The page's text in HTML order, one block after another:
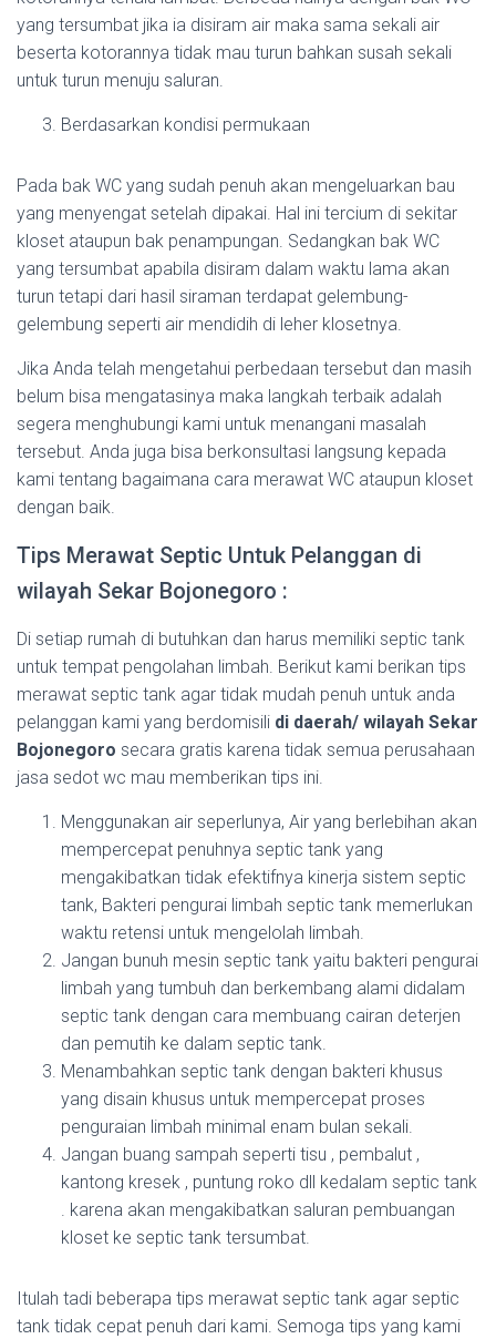
yang tersumbat jika ia disiram air maka sama sekali air
beserta kotorannya tidak mau turun bahkan susah sekali
untuk turun menuju saluran.
Berdasarkan kondisi permukaan
Pada bak WC yang sudah penuh akan mengeluarkan bau
yang menyengat setelah dipakai. Hal ini tercium di sekitar
kloset ataupun bak penampungan. Sedangkan bak WC
yang tersumbat apabila disiram dalam waktu lama akan
turun tetapi dari hasil siraman terdapat gelembung-
gelembung seperti air mendidih di leher klosetnya.
Jika Anda telah mengetahui perbedaan tersebut dan masih
belum bisa mengatasinya maka langkah terbaik adalah
segera menghubungi kami untuk menangani masalah
tersebut. Anda juga bisa berkonsultasi langsung kepada
kami tentang bagaimana cara merawat WC ataupun kloset
dengan baik.
Tips Merawat Septic Untuk Pelanggan di
wilayah Sekar Bojonegoro :
Di setiap rumah di butuhkan dan harus memiliki septic tank
untuk tempat pengolahan limbah. Berikut kami berikan tips
merawat septic tank agar tidak mudah penuh untuk anda
pelanggan kami yang berdomisili di daerah/ wilayah Sekar
Bojonegoro secara gratis karena tidak semua perusahaan
jasa sedot wc mau memberikan tips ini.
Menggunakan air seperlunya, Air yang berlebihan akan
mempercepat penuhnya septic tank yang
mengakibatkan tidak efektifnya kinerja sistem septic
tank, Bakteri pengurai limbah septic tank memerlukan
waktu retensi untuk mengelolah limbah.
Jangan bunuh mesin septic tank yaitu bakteri pengurai
limbah yang tumbuh dan berkembang alami didalam
septic tank dengan cara membuang cairan deterjen
dan pemutih ke dalam septic tank.
Menambahkan septic tank dengan bakteri khusus
yang disain khusus untuk mempercepat proses
penguraian limbah minimal enam bulan sekali.
Jangan buang sampah seperti tisu , pembalut ,
kantong kresek , puntung roko dll kedalam septic tank
. karena akan mengakibatkan saluran pembuangan
kloset ke septic tank tersumbat.
Itulah tadi beberapa tips merawat septic tank agar septic
tank tidak cepat penuh dari kami. Semoga tips yang kami